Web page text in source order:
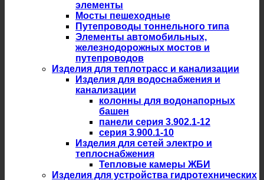
элементы
Мосты пешеходные
Путепроводы тоннельного типа
Элементы автомобильных,
железнодорожных мостов и
путепроводов
Изделия для теплотрасс и канализации
Изделия для водоснабжения и
канализации
колонны для водонапорных
башен
панели серия 3.902.1-12
серия 3.900.1-10
Изделия для сетей электро и
теплоснабжения
Тепловые камеры ЖБИ
Изделия для устройства гидротехнических